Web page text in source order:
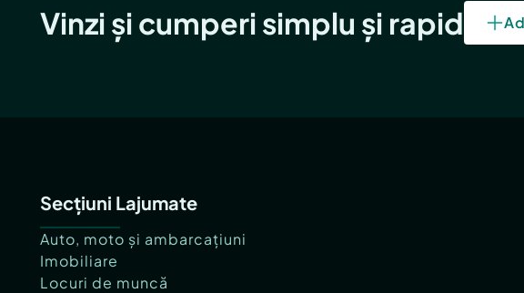
Vinzi și cumperi simplu și rapid
Secțiuni Lajumate
Auto, moto și ambarcațiuni
Imobiliare
Locuri de muncă